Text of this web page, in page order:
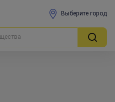
Выберите город